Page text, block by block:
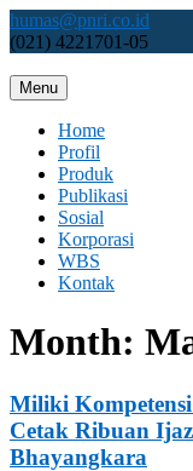
Skip
to
humas@pnri.co.id
(021) 4221701-05
Perum PNRI
Menu
Home
Profil
Produk
Publikasi
Sosial
Korporasi
WBS
Kontak
Month:
Miliki
Cetak Ribuan
Bhayangkara